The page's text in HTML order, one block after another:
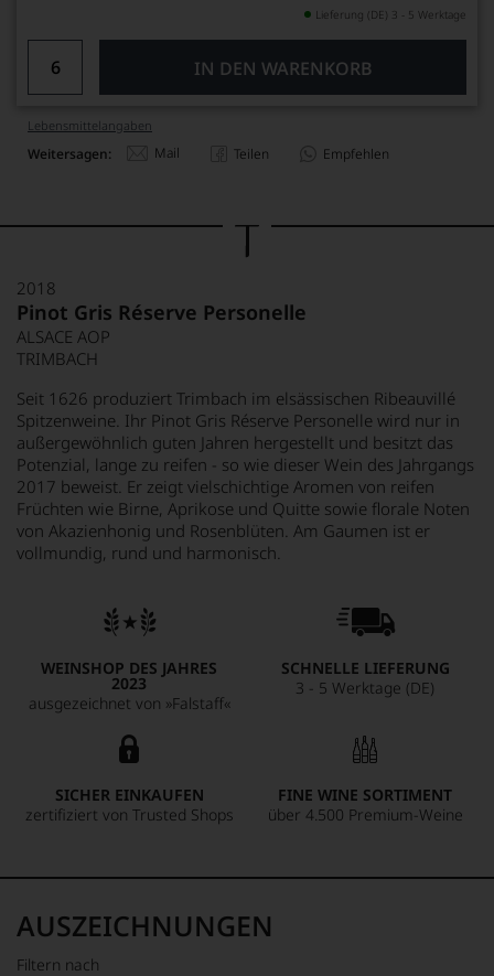
Lieferung (DE) 3 - 5 Werktage
IN DEN WARENKORB
Lebensmittel­angaben
Weitersagen: Mail Teilen Empfehlen
2018
Pinot Gris Réserve Personelle
ALSACE AOP
TRIMBACH
Seit 1626 produziert Trimbach im elsässischen Ribeauvillé
Spitzenweine. Ihr Pinot Gris Réserve Personelle wird nur in
außergewöhnlich guten Jahren hergestellt und besitzt das
Potenzial, lange zu reifen - so wie dieser Wein des Jahrgangs
2017 beweist. Er zeigt vielschichtige Aromen von reifen
Früchten wie Birne, Aprikose und Quitte sowie florale Noten
von Akazienhonig und Rosenblüten. Am Gaumen ist er
vollmundig, rund und harmonisch.
WEINSHOP DES JAHRES
2023
ausgezeichnet von »Falstaff«
SCHNELLE LIEFERUNG
3 - 5 Werktage (DE)
SICHER EINKAUFEN
zertifiziert von Trusted Shops
FINE WINE SORTIMENT
über 4.500 Premium-Weine
AUSZEICHNUNGEN
Filtern nach